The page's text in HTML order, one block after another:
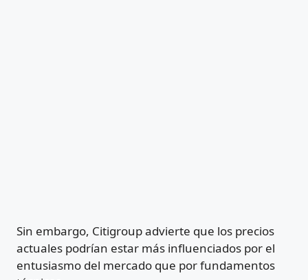
Sin embargo, Citigroup advierte que los precios
actuales podrían estar más influenciados por el
entusiasmo del mercado que por fundamentos